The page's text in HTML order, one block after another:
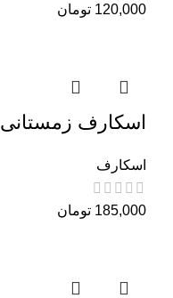
120,000 تومان
اسکارف زمستانی adidas
اسکارف
185,000 تومان